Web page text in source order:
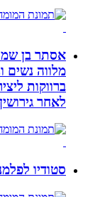
אסתר בן שמעון-
מלווה נשים
ברווקות ליצירת
לאחר גירושין.
סטודיו לפלמנקו